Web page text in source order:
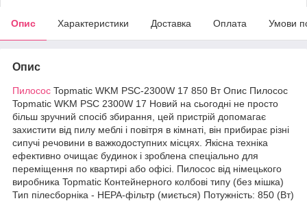
Опис Характеристики Доставка Оплата Умови
Опис
Пилосос Topmatic WKM PSC-2300W 17 850 Вт Опис Пилосос
Topmatic WKM PSC 2300W 17 Новий на сьогодні не просто
більш зручний спосіб збирання, цей пристрій допомагає
захистити від пилу меблі і повітря в кімнаті, він прибирає різні
сипучі речовини в важкодоступних місцях. Якісна техніка
ефективно очищає будинок і зроблена спеціально для
переміщення по квартирі або офісі. Пилосос від німецького
виробника Topmatic Контейнерного колбові типу (без мішка)
Тип пілесборніка - HEPA-фільтр (миється) Потужність: 850 (Вт)